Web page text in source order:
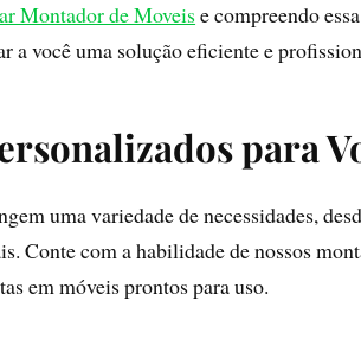
Montador de Moveise compreendo
a você uma solução eficiente e
para
uma variedade de necessidades,
Conte com a habilidade de nossos
em móveis prontos para uso.